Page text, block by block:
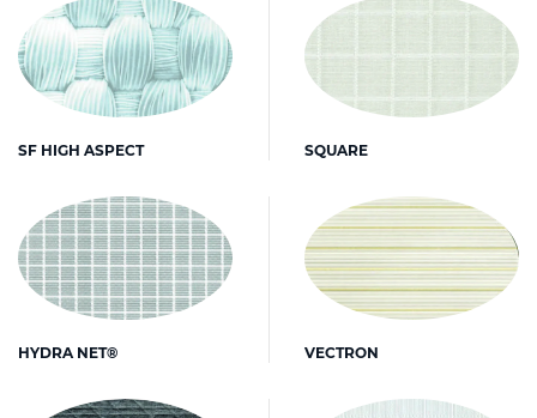
SF HIGH ASPECT SQUARE
HYDRA NET® VECTRON